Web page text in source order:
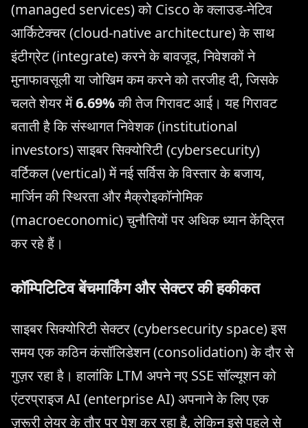
(managed services) को Cisco के क्लाउड-नेटिव
आर्किटेक्चर (cloud-native architecture) के साथ
इंटीग्रेट (integrate) करने के बावजूद, निवेशकों ने
मुनाफावसूली या जोखिम कम करने को तरजीह दी, जिसके
चलते शेयर में6.69%की तेज गिरावट आई। यह गिरावट
बताती है कि संस्थागत निवेशक (institutional
investors) साइबर सिक्योरिटी (cybersecurity)
वर्टिकल (vertical) में नई सर्विस के विस्तार के बजाय,
मार्जिन की स्थिरता और मैक्रोइकॉनोमिक
(macroeconomic) चुनौतियों पर अधिक ध्यान केंद्रित
कर रहे हैं।
कॉम्पिटिटिव बेंचमार्किंग और सेक्टर की हकीकत
साइबर सिक्योरिटी सेक्टर (cybersecurity space) इस
समय एक कठिन कंसॉलिडेशन (consolidation) के दौर से
गुज़र रहा है। हालांकि LTM अपने नए SSE सॉल्यूशन को
एंटरप्राइज AI (enterprise AI) अपनाने के लिए एक
ज़रूरी लेयर के तौर पर पेश कर रहा है, लेकिन इसे पहले से